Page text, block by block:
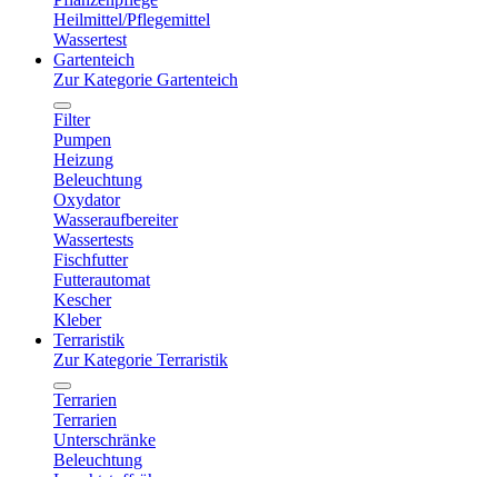
Heilmittel/Pflegemittel
Wassertest
Gartenteich
Zur Kategorie Gartenteich
Filter
Pumpen
Heizung
Beleuchtung
Oxydator
Wasseraufbereiter
Wassertests
Fischfutter
Futterautomat
Kescher
Kleber
Terraristik
Zur Kategorie Terraristik
Terrarien
Terrarien
Unterschränke
Beleuchtung